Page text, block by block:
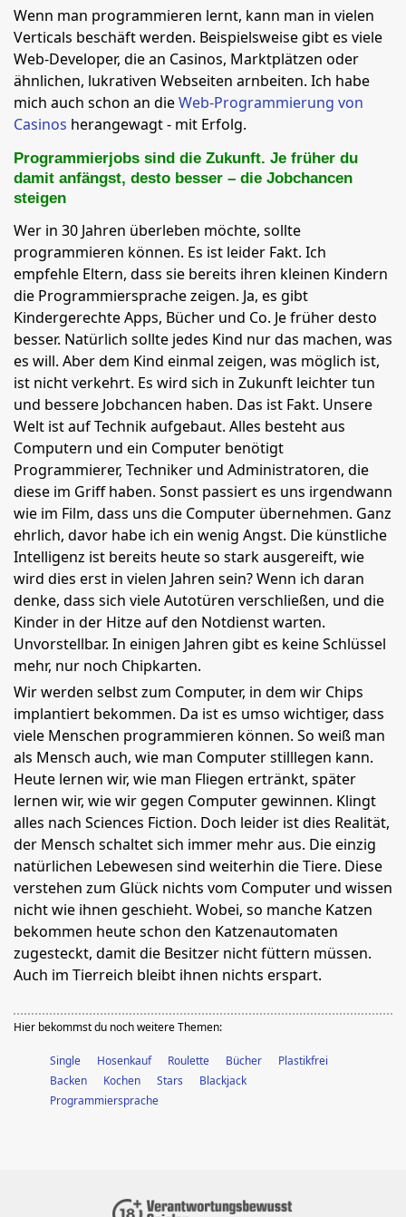
Wenn man programmieren lernt, kann man in vielen
Verticals beschäft werden. Beispielsweise gibt es viele
Web-Developer, die an Casinos, Marktplätzen oder
ähnlichen, lukrativen Webseiten arnbeiten. Ich habe
mich auch schon an dieWeb-Programmierung von
Casinos herangewagt - mit Erfolg.
Programmierjobs sind die Zukunft. Je früher du
damit anfängst, desto besser – die Jobchancen
steigen
Wer in 30 Jahren überleben möchte, sollte
programmieren können. Es ist leider Fakt. Ich
empfehle Eltern, dass sie bereits ihren kleinen Kindern
die Programmiersprache zeigen. Ja, es gibt
Kindergerechte Apps, Bücher und Co. Je früher desto
besser. Natürlich sollte jedes Kind nur das machen, was
es will. Aber dem Kind einmal zeigen, was möglich ist,
ist nicht verkehrt. Es wird sich in Zukunft leichter tun
und bessere Jobchancen haben. Das ist Fakt. Unsere
Welt ist auf Technik aufgebaut. Alles besteht aus
Computern und ein Computer benötigt
Programmierer, Techniker und Administratoren, die
diese im Griff haben. Sonst passiert es uns irgendwann
wie im Film, dass uns die Computer übernehmen. Ganz
ehrlich, davor habe ich ein wenig Angst. Die künstliche
Intelligenz ist bereits heute so stark ausgereift, wie
wird dies erst in vielen Jahren sein? Wenn ich daran
denke, dass sich viele Autotüren verschließen, und die
Kinder in der Hitze auf den Notdienst warten.
Unvorstellbar. In einigen Jahren gibt es keine Schlüssel
mehr, nur noch Chipkarten.
Wir werden selbst zum Computer, in dem wir Chips
implantiert bekommen. Da ist es umso wichtiger, dass
viele Menschen programmieren können. So weiß man
als Mensch auch, wie man Computer stilllegen kann.
Heute lernen wir, wie man Fliegen ertränkt, später
lernen wir, wie wir gegen Computer gewinnen. Klingt
alles nach Sciences Fiction. Doch leider ist dies Realität,
der Mensch schaltet sich immer mehr aus. Die einzig
natürlichen Lebewesen sind weiterhin die Tiere. Diese
verstehen zum Glück nichts vom Computer und wissen
nicht wie ihnen geschieht. Wobei, so manche Katzen
bekommen heute schon den Katzenautomaten
zugesteckt, damit die Besitzer nicht füttern müssen.
Auch im Tierreich bleibt ihnen nichts erspart.
Hier bekommst du noch weitere Themen:
Single Hosenkauf Roulette Bücher
Plastikfrei
Backen
Kochen Stars
Blackjack
Programmiersprache